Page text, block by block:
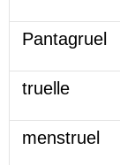
Pantagruel
truelle
menstruel